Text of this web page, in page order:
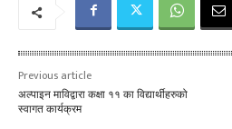
Previous article
अल्पाइन माविद्वारा कक्षा ११ का विद्यार्थीहरुको
स्वागत कार्यक्रम